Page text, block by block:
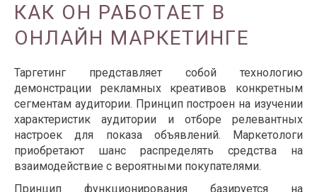
КАК ОН РАБОТАЕТ В
ОНЛАЙН МАРКЕТИНГЕ
Таргетинг представляет собой технологию
демонстрации рекламных креативов конкретным
сегментам аудитории. Принцип построен на изучении
характеристик аудитории и отборе релевантных
настроек для показа объявлений. Маркетологи
приобретают шанс распределять средства на
взаимодействие с вероятными покупателями.
Принцип функционирования базируется на